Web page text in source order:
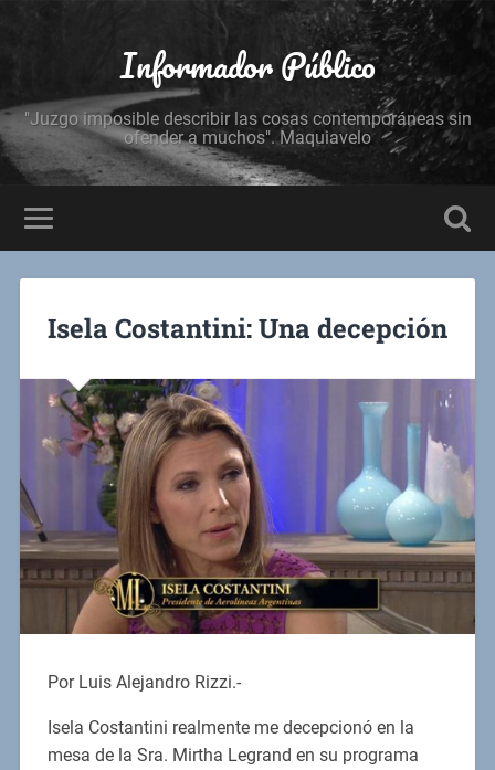
Informador Público
"Juzgo imposible describir las cosas contemporáneas sin
ofender a muchos". Maquiavelo
Isela Costantini: Una decepción
Por Luis Alejandro Rizzi.-
Isela Costantini realmente me decepcionó en la
mesa de la Sra. Mirtha Legrand en su programa